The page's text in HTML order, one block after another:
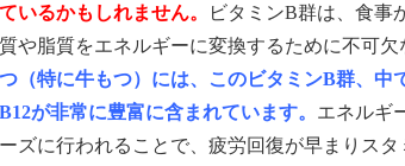
いるかもしれません。
ビタミンB群は、食事
や脂質をエネルギーに変換するために不可欠
（特に牛もつ）には、このビタミンB群、中
が非常に豊富に含まれています。 エネルギ
ズに行われることで、疲労回復が早まりスタ